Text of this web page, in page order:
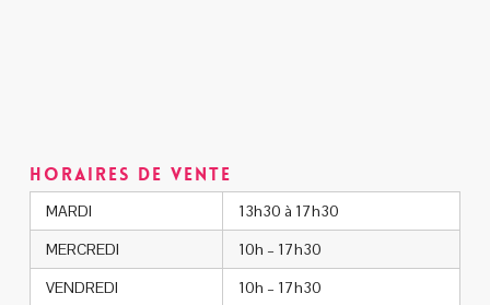
Horaires de vente
MARDI
13h30 à 17h30
MERCREDI
10h – 17h30
VENDREDI
10h – 17h30